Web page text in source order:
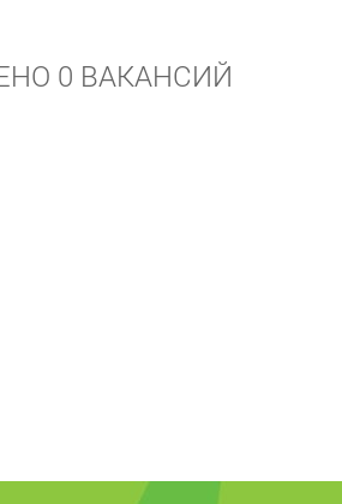
0 ВАКАНСИЙ